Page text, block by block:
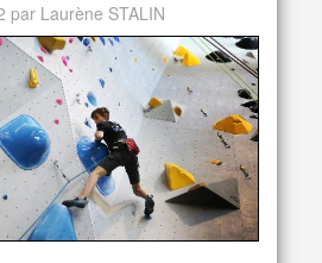
par Laurène STALIN